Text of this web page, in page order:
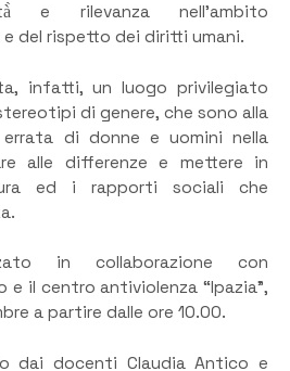
e rilevanza nell’ambito
e del rispetto dei diritti umani.
infatti, un luogo privilegiato
di genere, che sono alla
di donne e uomini nella
alle differenze e mettere in
ed i rapporti sociali che
in collaborazione con
e il centro antiviolenza “Ipazia”,
a partire dalle ore 10.00.
dai docenti Claudia Antico e